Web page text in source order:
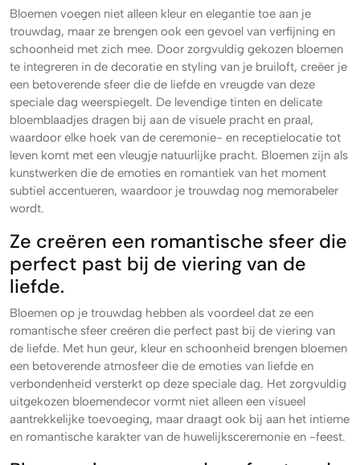
Bloemen voegen niet alleen kleur en elegantie toe aan je
trouwdag, maar ze brengen ook een gevoel van verfijning en
schoonheid met zich mee. Door zorgvuldig gekozen bloemen
te integreren in de decoratie en styling van je bruiloft, creëer je
een betoverende sfeer die de liefde en vreugde van deze
speciale dag weerspiegelt. De levendige tinten en delicate
bloemblaadjes dragen bij aan de visuele pracht en praal,
waardoor elke hoek van de ceremonie- en receptielocatie tot
leven komt met een vleugje natuurlijke pracht. Bloemen zijn als
kunstwerken die de emoties en romantiek van het moment
subtiel accentueren, waardoor je trouwdag nog memorabeler
wordt.
Ze creëren een romantische sfeer die
perfect past bij de viering van de
liefde.
Bloemen op je trouwdag hebben als voordeel dat ze een
romantische sfeer creëren die perfect past bij de viering van
de liefde. Met hun geur, kleur en schoonheid brengen bloemen
een betoverende atmosfeer die de emoties van liefde en
verbondenheid versterkt op deze speciale dag. Het zorgvuldig
uitgekozen bloemendecor vormt niet alleen een visueel
aantrekkelijke toevoeging, maar draagt ook bij aan het intieme
en romantische karakter van de huwelijksceremonie en -feest.